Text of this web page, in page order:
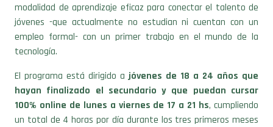
modalidad de aprendizaje eficaz para conectar el talento de
jóvenes -que actualmente no estudian ni cuentan con un
empleo formal- con un primer trabajo en el mundo de la
tecnología.
El programa está dirigido ajóvenes de 18 a 24 años que
hayan finalizado el secundario y que puedan cursar
100% online de lunes a viernes de 17 a 21 hs, cumpliendo
un total de 4 horas por día durante los tres primeros meses